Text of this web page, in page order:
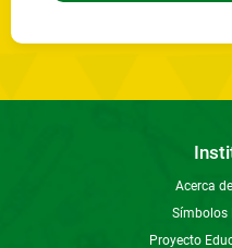
Acerca
Símbolos
Proyecto